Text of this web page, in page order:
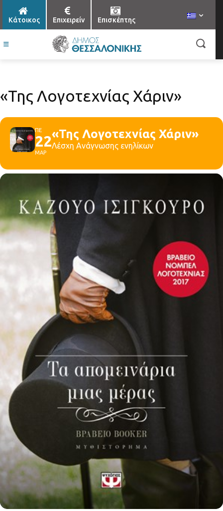
Κάτοικος Επιχειρείν Επισκέπτης
«Της Λογοτεχνίας Χάριν»
ΠΕ
22
ΜΑΡ
«Της Λογοτεχνίας Χάριν»
Λέσχη Ανάγνωσης ενηλίκων